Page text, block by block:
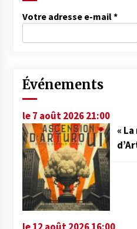
Votre adresse e-mail*
Événements
le 7 août 2026 21:00
«